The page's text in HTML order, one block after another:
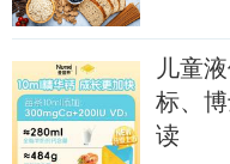
儿童
标、
读